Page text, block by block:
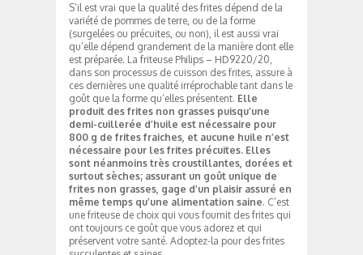
S’il est vrai que la qualité des frites dépend de la
variété de pommes de terre, ou de la forme
(surgelées ou précuites, ou non), il est aussi vrai
qu’elle dépend grandement de la manière dont elle
est préparée. La friteuse Philips – HD9220/20,
dans son processus de cuisson des frites, assure à
ces dernières une qualité irréprochable tant dans le
goût que la forme qu’elles présentent. Elle
produit des frites non grasses puisqu’une
demi-cuillerée d’huile est nécessaire pour
800 g de frites fraiches, et aucune huile n’est
nécessaire pour les frites précuites. Elles
sont néanmoins très croustillantes, dorées et
surtout sèches; assurant un goût unique de
frites non grasses, gage d’un plaisir assuré en
même temps qu’une alimentation saine. C’est
une friteuse de choix qui vous fournit des frites qui
ont toujours ce goût que vous adorez et qui
préservent votre santé. Adoptez-la pour des frites